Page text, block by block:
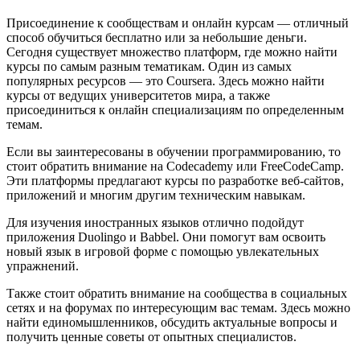
Присоединение к сообществам и онлайн курсам — отличный
способ обучиться бесплатно или за небольшие деньги.
Сегодня существует множество платформ, где можно найти
курсы по самым разным тематикам. Один из самых
популярных ресурсов — это Coursera. Здесь можно найти
курсы от ведущих университетов мира, а также
присоединиться к онлайн специализациям по определенным
темам.
Если вы заинтересованы в обучении программированию, то
стоит обратить внимание на Codecademy или FreeCodeCamp.
Эти платформы предлагают курсы по разработке веб-сайтов,
приложений и многим другим техническим навыкам.
Для изучения иностранных языков отлично подойдут
приложения Duolingo и Babbel. Они помогут вам освоить
новый язык в игровой форме с помощью увлекательных
упражнений.
Также стоит обратить внимание на сообщества в социальных
сетях и на форумах по интересующим вас темам. Здесь можно
найти единомышленников, обсудить актуальные вопросы и
получить ценные советы от опытных специалистов.